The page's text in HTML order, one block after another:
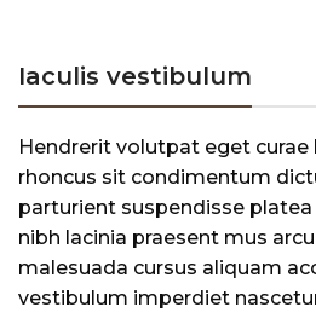
Iaculis vestibulum
Hendrerit volutpat eget curae
rhoncus sit condimentum
parturient suspendisse
nibh lacinia praesent mus arcu
malesuada cursus aliquam
vestibulum imperdiet